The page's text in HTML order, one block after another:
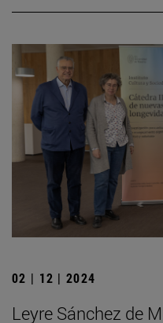
02 | 12 | 2024
Leyre Sánchez de